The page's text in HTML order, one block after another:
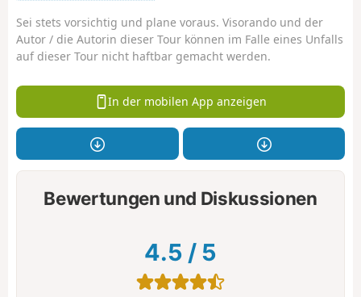
Sei stets vorsichtig und plane voraus. Visorando und der
Autor / die Autorin dieser Tour können im Falle eines Unfalls
auf dieser Tour nicht haftbar gemacht werden.
In der mobilen App anzeigen
Bewertungen und Diskussionen
4.5 / 5